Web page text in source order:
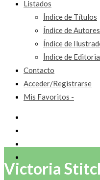
Listados
Índice de Títulos
Índice de Autores
Índice de
Índice de
Contacto
Acceder/Registrarse
Mis Favoritos -
Victoria